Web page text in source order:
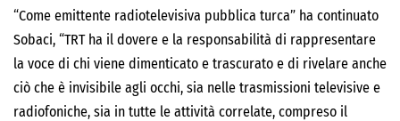
“Come emittente radiotelevisiva pubblica turca” ha continuato
Sobaci, “TRT ha il dovere e la responsabilità di rappresentare
la voce di chi viene dimenticato e trascurato e di rivelare anche
ciò che è invisibile agli occhi, sia nelle trasmissioni televisive e
radiofoniche, sia in tutte le attività correlate, compreso il